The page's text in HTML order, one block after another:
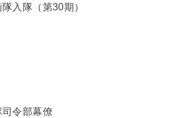
入隊（第30期）
令部幕僚